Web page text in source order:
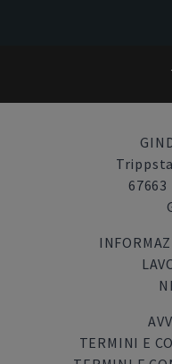
TERMINI E